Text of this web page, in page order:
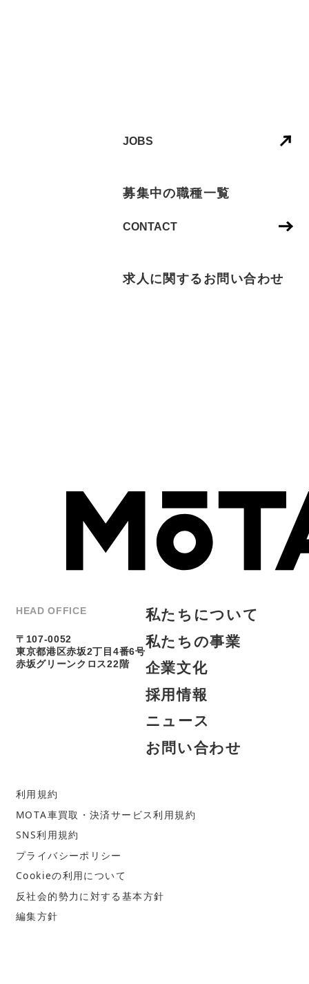
JOBS
募集中の職種一覧
CONTACT
求人に関するお問い合わせ
HEAD OFFICE
〒107-0052
東京都港区赤坂2丁目4番6号
赤坂グリーンクロス22階
私た ち について
私た ちの事業
企業文化
採用情報
ニ ュ ース
お問い合わせ
利用 規約
MOTA車買取 ・決済サー ビス利 用規約
SNS利 用規約
プラ イバシーポ リ シー
Cookieの利用について
反社会的勢力 に対する 基本方針
編集方針